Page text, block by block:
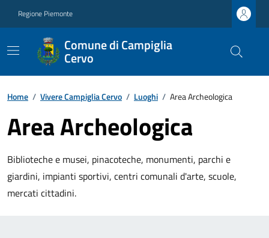
Regione Piemonte
Comune di Campiglia
Cervo
Home / Vivere Campiglia Cervo / Luoghi / Area Archeologica
Area Archeologica
Biblioteche e musei, pinacoteche, monumenti, parchi e
giardini, impianti sportivi, centri comunali d'arte, scuole,
mercati cittadini.